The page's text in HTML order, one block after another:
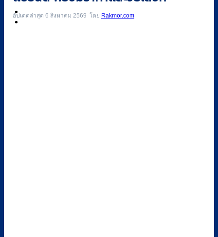
อัปเดตล่าสุด 6 สิงหาคม 2569 Rakmor.com